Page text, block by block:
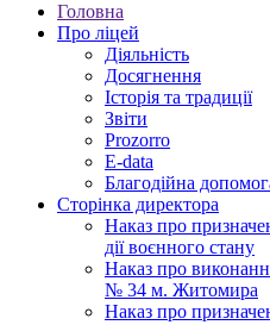
Головна
Про ліцей
Діяльність
Досягнення
Історія та традиції
Звіти
Prozorro
E-data
Благодійна
Сторінка директора
Наказ про
дії воєнного стану
Наказ про
№ 34 м. Житомира
Наказ про